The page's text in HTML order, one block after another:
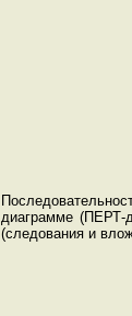
диаграмме (ПЕРТ-
(следования и